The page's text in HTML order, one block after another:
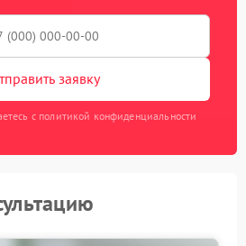
заявку
с политикой конфиденциальности